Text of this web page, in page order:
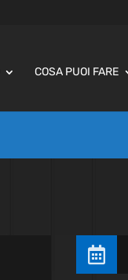
COSA PUOI FARE
